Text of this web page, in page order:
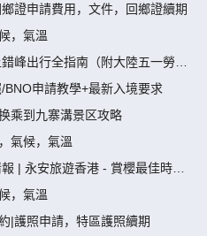
證申請費用，文件，回鄉證續期
，氣溫
峰出行全指南（附大陸五一勞動
申請教學+最新入境要求
乘到九寨溝景区攻略
氣候，氣溫
| 永安旅遊香港 - 賞櫻最佳時
，氣溫
|護照申請，特區護照續期